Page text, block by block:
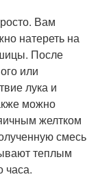
Вам
натереть на
После
или
лука и
можно
желтком
смесь
теплым
часа.